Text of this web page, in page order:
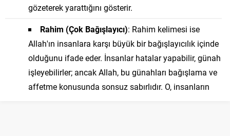
gözeterek yarattığını gösterir.
Rahim (Çok Bağışlayıcı): Rahim kelimesi ise
Allah'ın insanlara karşı büyük bir bağışlayıcılık içinde
olduğunu ifade eder. İnsanlar hatalar yapabilir, günah
işleyebilirler; ancak Allah, bu günahları bağışlama ve
affetme konusunda sonsuz sabırlıdır. O, insanların